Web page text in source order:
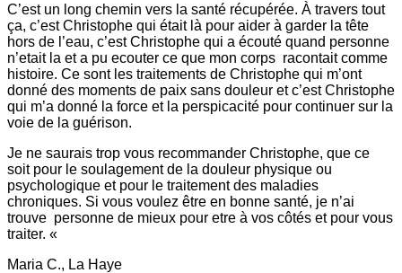
C’est un long chemin vers la santé récupérée. À travers tout
ça, c’est Christophe qui était là pour aider à garder la tête
hors de l’eau, c’est Christophe qui a écouté quand personne
n’etait la et a pu ecouter ce que mon corps racontait comme
histoire. Ce sont les traitements de Christophe qui m’ont
donné des moments de paix sans douleur et c’est Christophe
qui m’a donné la force et la perspicacité pour continuer sur la
voie de la guérison.
Je ne saurais trop vous recommander Christophe, que ce
soit pour le soulagement de la douleur physique ou
psychologique et pour le traitement des maladies
chroniques. Si vous voulez être en bonne santé, je n’ai
trouve personne de mieux pour etre à vos côtés et pour vous
traiter. «
Maria C., La Haye